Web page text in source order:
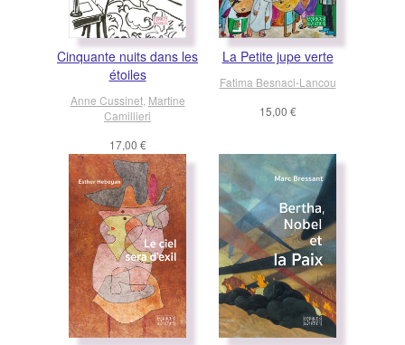
Cinquante nuits dans les
étoiles
Anne Cussinet, Martine
Camillieri
17,00 €
La Petite jupe verte
Fatima Besnaci-Lancou
15,00 €